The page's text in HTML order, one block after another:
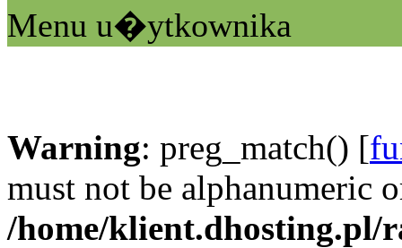
Menu u�ytkownika
Warning: preg_match() [
must not be alphanumeric
/home/klient.dhosting.pl/